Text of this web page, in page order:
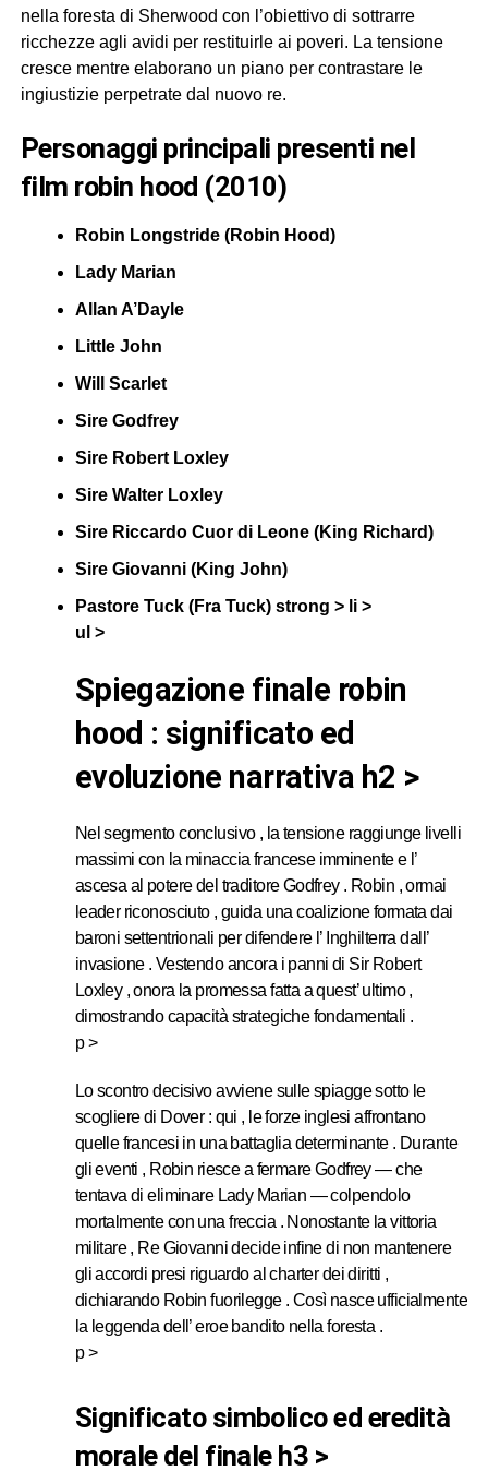
nella foresta di Sherwood con l’obiettivo di sottrarre
ricchezze agli avidi per restituirle ai poveri. La tensione
cresce mentre elaborano un piano per contrastare le
ingiustizie perpetrate dal nuovo re.
personaggi principali presenti nel
film robin hood (2010)
Robin Longstride (Robin Hood)
Lady Marian
Allan A’Dayle
Little John
Will Scarlet
Sire Godfrey
Sire Robert Loxley
Sire Walter Loxley
Sire Riccardo Cuor di Leone (King Richard)
Sire Giovanni (King John)
Pastore Tuck (Fra Tuck) strong > li >
ul >
spiegazione finale robin
hood : significato ed
evoluzione narrativa h2 >
Nel segmento conclusivo , la tensione raggiunge livelli
massimi con la minaccia francese imminente e l’
ascesa al potere del traditore Godfrey . Robin , ormai
leader riconosciuto , guida una coalizione formata dai
baroni settentrionali per difendere l’ Inghilterra dall’
invasione . Vestendo ancora i panni di Sir Robert
Loxley , onora la promessa fatta a quest’ ultimo ,
dimostrando capacità strategiche fondamentali .
p >
Lo scontro decisivo avviene sulle spiagge sotto le
scogliere di Dover : qui , le forze inglesi affrontano
quelle francesi in una battaglia determinante . Durante
gli eventi , Robin riesce a fermare Godfrey — che
tentava di eliminare Lady Marian — colpendolo
mortalmente con una freccia . Nonostante la vittoria
militare , Re Giovanni decide infine di non mantenere
gli accordi presi riguardo al charter dei diritti ,
dichiarando Robin fuorilegge . Così nasce ufficialmente
la leggenda dell’ eroe bandito nella foresta .
p >
significato simbolico ed eredità
morale del finale h3 >